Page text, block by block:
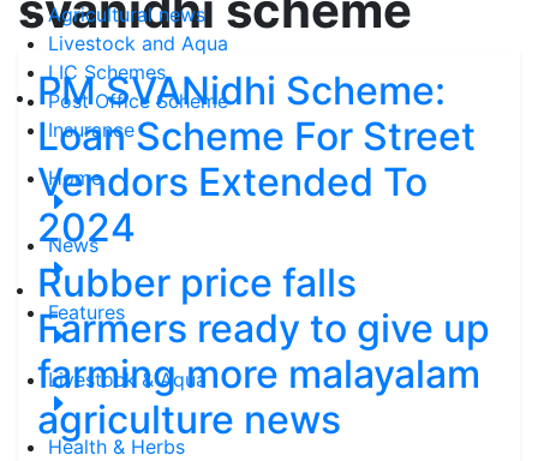
Agricultural news
Livestock and Aqua
LIC Schemes
Post Office Scheme
Insurance
Home
News
Features
Livestock & Aqua
Health & Herbs
PM SVANidhi Scheme:
Loan Scheme For Street
Vendors Extended To
2024
Rubber price falls
Farmers ready to give up
farming more malayalam
agriculture news